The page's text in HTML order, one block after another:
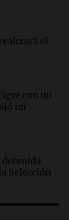
por la
no
Córdoba
CSH: el
el
con un
un
Selección